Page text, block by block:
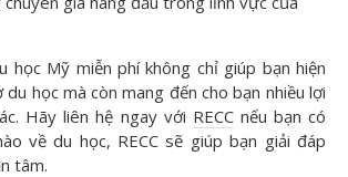
học Mỹ miễn phí không chỉ giúp bạn hiện
học mà còn mang đến cho bạn nhiều lợi
Hãy liên hệ ngay với RECCnếu bạn có
về du học, RECC sẽ giúp bạn giải đáp
tâm.